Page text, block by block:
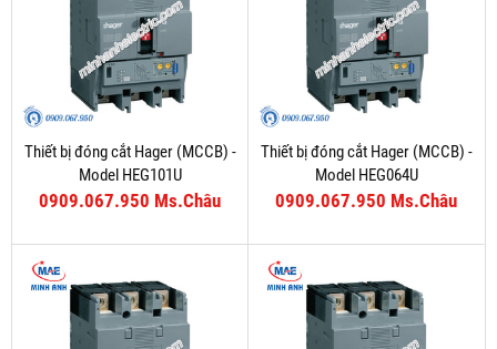
Thiết bị đóng cắt Hager (MCCB) -
Model HEG101U
0909.067.950 Ms.Châu
Thiết bị đóng cắt Hager (MCCB) -
Model HEG064U
0909.067.950 Ms.Châu